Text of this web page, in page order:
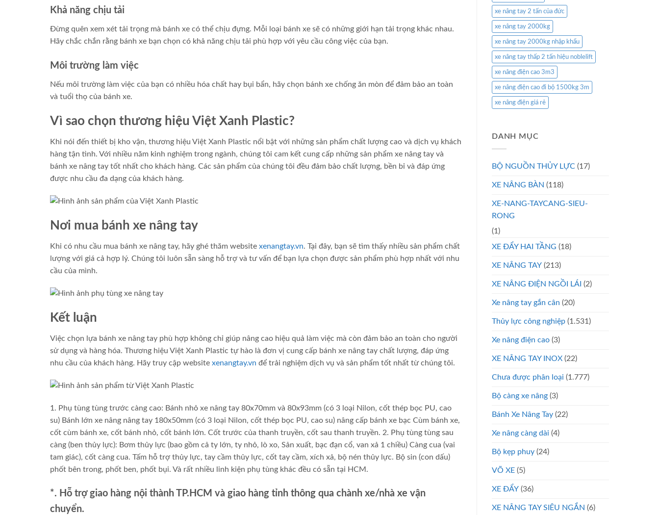
Khả năng chịu tải
Đừng quên xem xét tải trọng mà bánh xe có thể chịu đựng. Mỗi loại bánh xe sẽ có những giới hạn tải trọng khác nhau.
Hãy chắc chắn rằng bánh xe bạn chọn có khả năng chịu tải phù hợp với yêu cầu công việc của bạn.
Môi trường làm việc
Nếu môi trường làm việc của bạn có nhiều hóa chất hay bụi bẩn, hãy chọn bánh xe chống ăn mòn để đảm bảo an toàn
và tuổi thọ của bánh xe.
Vì sao chọn thương hiệu Việt Xanh Plastic?
Khi nói đến thiết bị kho vận, thương hiệu Việt Xanh Plastic nổi bật với những sản phẩm chất lượng cao và dịch vụ khách
hàng tận tình. Với nhiều năm kinh nghiệm trong ngành, chúng tôi cam kết cung cấp những sản phẩm xe nâng tay và
bánh xe nâng tay tốt nhất cho khách hàng. Các sản phẩm của chúng tôi đều đảm bảo chất lượng, bền bỉ và đáp ứng
được nhu cầu đa dạng của khách hàng.
Nơi mua bánh xe nâng tay
Khi có nhu cầu mua bánh xe nâng tay, hãy ghé thăm website xenangtay.vn. Tại đây, bạn sẽ tìm thấy nhiều sản phẩm chất
lượng với giá cả hợp lý. Chúng tôi luôn sẵn sàng hỗ trợ và tư vấn để bạn lựa chọn được sản phẩm phù hợp nhất với nhu
cầu của mình.
Kết luận
Việc chọn lựa bánh xe nâng tay phù hợp không chỉ giúp nâng cao hiệu quả làm việc mà còn đảm bảo an toàn cho người
sử dụng và hàng hóa. Thương hiệu Việt Xanh Plastic tự hào là đơn vị cung cấp bánh xe nâng tay chất lượng, đáp ứng
nhu cầu của khách hàng. Hãy truy cập website xenangtay.vn để trải nghiệm dịch vụ và sản phẩm tốt nhất từ chúng tôi.
1. Phụ tùng tùng trước càng cao: Bánh nhỏ xe nâng tay 80x70mm và 80x93mm (có 3 loại Nilon, cốt thép bọc PU, cao
su) Bánh lớn xe nâng nâng tay 180x50mm (có 3 loại Nilon, cốt thép bọc PU, cao su) nâng cấp bánh xe bạc Cùm bánh xe,
cốt cùm bánh xe, cốt bánh nhỏ, cốt bánh lớn. Cốt trước của thanh truyền, cốt sau thanh truyền. 2. Phụ tùng tùng sau
càng (ben thủy lực): Bơm thủy lực (bao gồm cả ty lớn, ty nhỏ, lò xo, Sản xuất, bạc đạn cổ, van xả 1 chiều) Càng cua (vai
tam giác), cốt càng cua. Tấm hỗ trợ thủy lực, tay cầm thủy lực, cốt tay cầm, xích xả, bộ nén thủy lực. Bộ sin (con dấu)
phốt bên trong, phốt ben, phốt bụi. Và rất nhiều linh kiện phụ tùng khác đều có sẵn tại HCM.
*. Hỗ trợ giao hàng nội thành TP.HCM và giao hàng tỉnh thông qua chành xe/nhà xe vận
chuyển.
xe nâng tay 2 tấn của đức
xe nâng tay 2000kg
xe nâng tay 2000kg nhập khẩu
xe nâng tay thấp 2 tấn hiệu noblelift
xe nâng điện cao 3m3
xe nâng điện cao đi bộ 1500kg 3m
xe nâng điện giá rẻ
DANH MỤC
BỘ NGUỒN THỦY LỰC (17)
XE NÂNG BÀN (118)
XE-NANG-TAYCANG-SIEU-
RONG
(1)
XE ĐẨY HAI TẦNG (18)
XE NÂNG TAY (213)
XE NÂNG ĐIỆN NGỒI LÁI (2)
Xe nâng tay gắn cân (20)
Thủy lực công nghiệp (1.531)
Xe nâng điện cao (3)
XE NÂNG TAY INOX (22)
Chưa được phân loại (1.777)
Bộ càng xe nâng (3)
Bánh Xe Nâng Tay (22)
Xe nâng càng dài (4)
Bộ kẹp phuy (24)
VÕ XE (5)
XE ĐẨY (36)
XE NÂNG TAY SIÊU NGẮN (6)